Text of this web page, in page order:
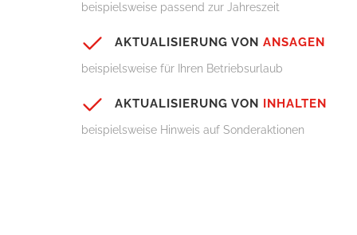
beispielsweise passend zur Jahreszeit
AKTUALISIERUNG VON ANSAGEN
beispielsweise für Ihren Betriebsurlaub
AKTUALISIERUNG VON INHALTEN
beispielsweise Hinweis auf Sonderaktionen